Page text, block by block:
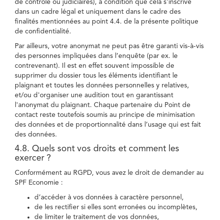
de contrôle ou judiciaires), à condition que cela s'inscrive
dans un cadre légal et uniquement dans le cadre des
finalités mentionnées au point 4.4. de la présente politique
de confidentialité.
Par ailleurs, votre anonymat ne peut pas être garanti vis-à-vis
des personnes impliquées dans l’enquête (par ex. le
contrevenant). Il est en effet souvent impossible de
supprimer du dossier tous les éléments identifiant le
plaignant et toutes les données personnelles y relatives,
et/ou d'organiser une audition tout en garantissant
l'anonymat du plaignant. Chaque partenaire du Point de
contact reste toutefois soumis au principe de minimisation
des données et de proportionnalité dans l’usage qui est fait
des données.
4.8. Quels sont vos droits et comment les
exercer ?
Conformément au RGPD, vous avez le droit de demander au
SPF Economie :
d’accéder à vos données à caractère personnel,
de les rectifier si elles sont erronées ou incomplètes,
de limiter le traitement de vos données,